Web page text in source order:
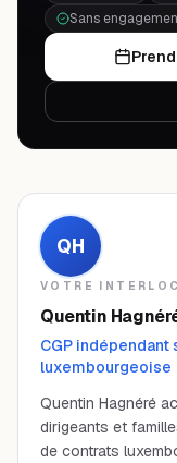
Sans
QH
VOTRE
Quentin
CGP
luxembourgeoise
Quentin Hagnéré
dirigeants et
de contrats